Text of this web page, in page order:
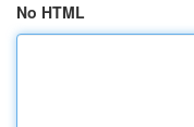
No HTML